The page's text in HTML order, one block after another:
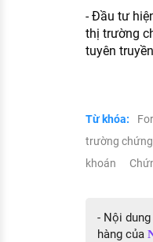
- Đầu tư
thị trường
tuyên
Từ khóa:
trường
khoán
- Nội
hàng của